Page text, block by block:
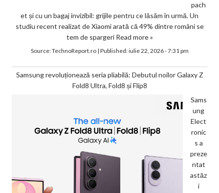
pach
et și cu un bagaj invizibil: grijile pentru ce lăsăm în urmă. Un
studiu recent realizat de Xiaomi arată că 49% dintre români se
tem de spargeri Read more »
Source:TechnoReport.ro| Published:iulie 22, 2026 - 7:31 pm
Samsung revoluționează seria pliabilă: Debutul noilor Galaxy Z
Fold8 Ultra, Fold8 și Flip8
Sams
ung
Elect
ronic
s a
preze
ntat
astăz
i